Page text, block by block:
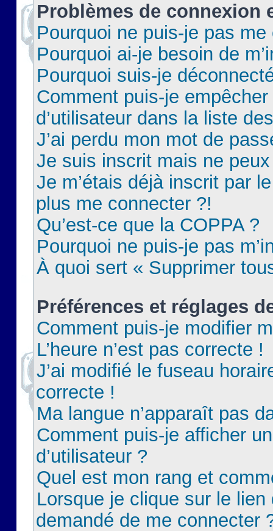
Problèmes de connexion
Pourquoi ne puis-je pas
Pourquoi ai-je besoin de
Pourquoi suis-je
Comment puis-je
d’utilisateur dans la liste
J’ai perdu mon mot de
Je suis inscrit mais ne
Je m’étais déjà inscrit par
plus me connecter ?!
Qu’est-ce que la COPPA ?
Pourquoi ne puis-je pas
À quoi sert « Supprimer
Préférences et réglages
Comment puis-je modifier
L’heure n’est pas correcte !
J’ai modifié le fuseau
correcte !
Ma langue n’apparaît pas
Comment puis-je afficher
d’utilisateur ?
Quel est mon rang et
Lorsque je clique sur le lien
demandé de me connecter